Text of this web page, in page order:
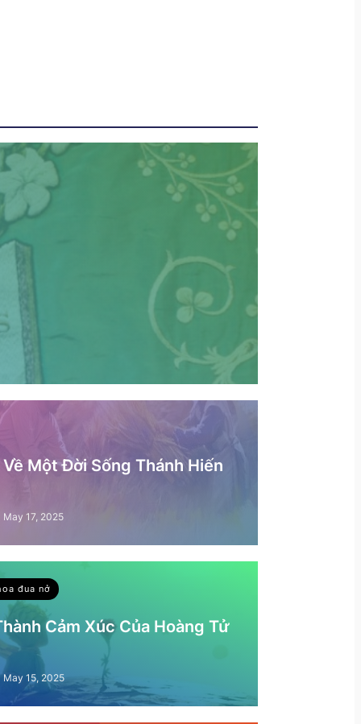
Một Đời Sống Thánh Hiến
May 17, 2025
đua nở
Cảm Xúc Của Hoàng Tử
May 15, 2025